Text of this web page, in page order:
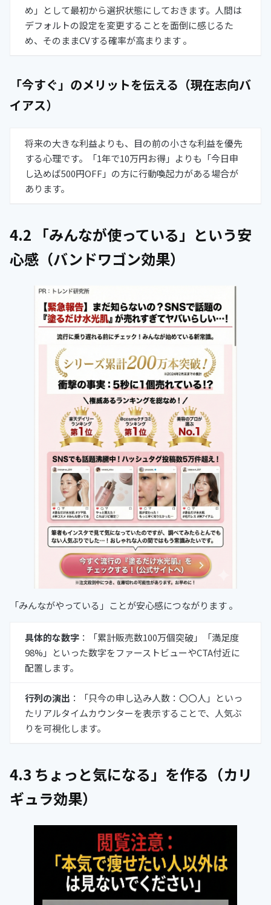
め」として最初から選択状態にしておきます。人間は
デフォルトの設定を変更することを面倒に感じるた
め、そのままCVする確率が高まります 。
「今すぐ」のメリットを伝える（現在志向バ
イアス）
将来の大きな利益よりも、目の前の小さな利益を優先
する心理です。「1年で10万円お得」よりも「今日申
し込めば500円OFF」の方に行動喚起力がある場合が
あります。
4.2 「みんなが使っている」という安
心感（バンドワゴン効果）
「みんながやっている」ことが安心感につながります 。
具体的な数字 ：「累計販売数100万個突破」「満足度
98%」といった数字をファーストビューやCTA付近に
配置します。
行列の演出 ：「只今の申し込み人数：〇〇人」といっ
たリアルタイムカウンターを表示することで、人気ぶ
りを可視化します。
4.3 ちょっと気になる」を作る（カリ
ギュラ効果）